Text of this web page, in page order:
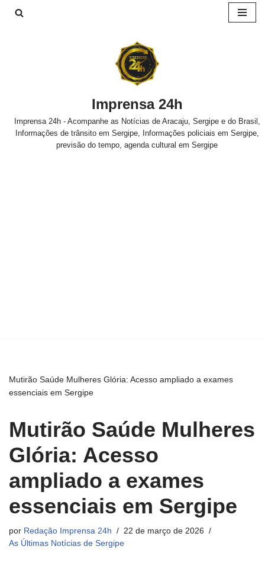
Imprensa 24h
Imprensa 24h - Acompanhe as Notícias de Aracaju, Sergipe e do Brasil,
Informações de trânsito em Sergipe, Informações policiais em Sergipe,
previsão do tempo, agenda cultural em Sergipe
Mutirão Saúde Mulheres Glória: Acesso ampliado a exames
essenciais em Sergipe
Mutirão Saúde Mulheres
Glória: Acesso
ampliado a exames
essenciais em Sergipe
por Redação Imprensa 24h
22 de março de 2026
As Últimas Notícias de Sergipe